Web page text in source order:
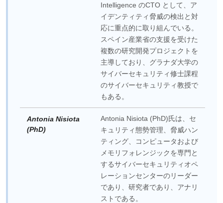
Intelligence のCTO として、ア
イデンティティ脅威の検出と対
応に重点的に取り組んでいる。
スペイン産業省の支援を受けた
複数の研究開発プロジェクトを
主導しており、グラナダ大学の
サイバーセキュリティ修士課程
のサイバーセキュリティ教授で
もある。
Antonia Nisiota
(PhD)
Antonia Nisiota (PhD)氏は、セ
キュリティ態勢管理、脅威ハン
ティング、コンピュータおよび
メモリフォレンジックを専門と
するサイバーセキュリティオペ
レーションセンターのリーダー
であり、研究者であり、アナリ
ストである。